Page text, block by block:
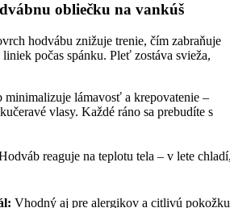
obliečku na vankúš
hodvábu znižuje trenie, čím zabraňuje
počas spánku. Pleť zostáva svieža,
minimalizuje lámavosť a krepovatenie –
vlasy. Každé ráno sa prebudíte s
reaguje na teplotu tela – v lete
Vhodný aj pre alergikov a citlivú